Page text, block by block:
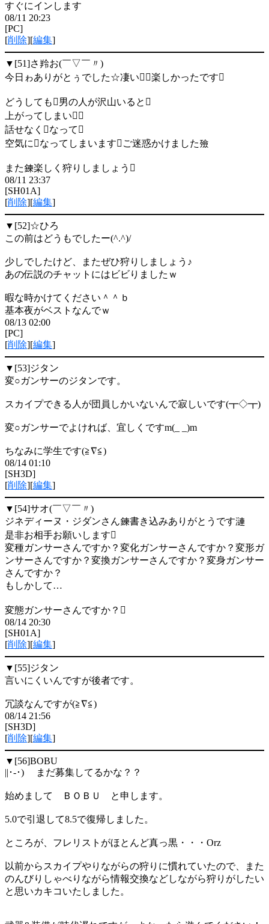
すぐにインします
08/11 20:23
[PC]
[削除][編集]
▼[51]さ羚お(￣▽￣〃)
今日ゎありがとぅでした☆凄い楽しかったです
どうしても男の人が沢山いると
上がってしまい
話せなくなって
空気になってしまいますご迷惑かけました殮
また鍊楽しく狩りしましょう
08/11 23:37
[SH01A]
[削除][編集]
▼[52]☆ひろ
この前はどうもでしたー(^.^)/
少しでしたけど、またぜひ狩りしましょう♪
あの伝説のチャットにはビビりましたｗ
暇な時かけてください＾＾ｂ
基本夜がベストなんでｗ
08/13 02:00
[PC]
[削除][編集]
▼[53]ジタン
変○ガンサーのジタンです。
スカイプできる人が団員しかいないんで寂しいです(┳◇┳)
変○ガンサーでよければ、宜しくですm(_ _)m
ちなみに学生です(≧∇≦)
08/14 01:10
[SH3D]
[削除][編集]
▼[54]サオ(￣▽￣〃)
ジネディーヌ・ジダンさん鍊書き込みありがとうです漣
是非お相手お願いします
変種ガンサーさんですか？変化ガンサーさんですか？変形ガ
ンサーさんですか？変換ガンサーさんですか？変身ガンサー
さんですか？
もしかして…
変態ガンサーさんですか？
08/14 20:30
[SH01A]
[削除][編集]
▼[55]ジタン
言いにくいんですが後者です。
冗談なんですが(≧∇≦)
08/14 21:56
[SH3D]
[削除][編集]
▼[56]BOBU
||･-･) まだ募集してるかな？？
始めまして ＢＯＢＵ と申します。
5.0で引退して8.5で復帰しました。
ところが、フレリストがほとんど真っ黒・・・Orz
以前からスカイプやりながらの狩りに慣れていたので、また
のんびりしゃべりながら情報交換などしながら狩りがしたい
と思いカキコいたしました。